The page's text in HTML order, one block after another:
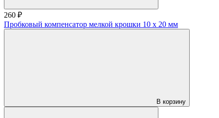
260 ₽
Пробковый компенсатор мелкой крошки 10 х 20 мм
В корзину